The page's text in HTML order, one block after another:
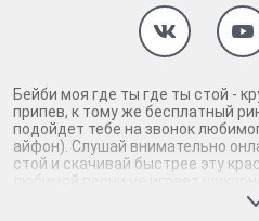
Бейби моя где ты где ты стой -
припев, к тому же бесплатный
подойдет тебе на звонок
айфон). Слушай внимательно
стой и скачивай быстрее эту
любимой песни не играет
второго на звонке. Будь первым,